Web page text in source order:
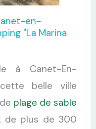
en-
"La Marina
à Canet-En-
belle ville
plage de sable
de plus de 300